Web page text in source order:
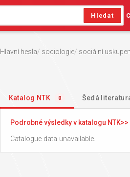
Hledat
Hlavní hesla sociologie sociální
Katalog NTK 0 Šedá
Podrobné výsledky v katalogu NTK
Catalogue data unavailable.